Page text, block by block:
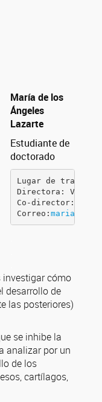
María de los
Ángeles
Lazarte
Estudiante de
doctorado
Lugar de
Directora:
Co-director:
Correo:
investigar cómo
desarrollo de
las posteriores)
se inhibe la
analizar por un
de los
cartílagos,